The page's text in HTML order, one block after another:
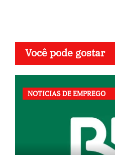
Você pode gostar
NOTICIAS DE EMPREGO